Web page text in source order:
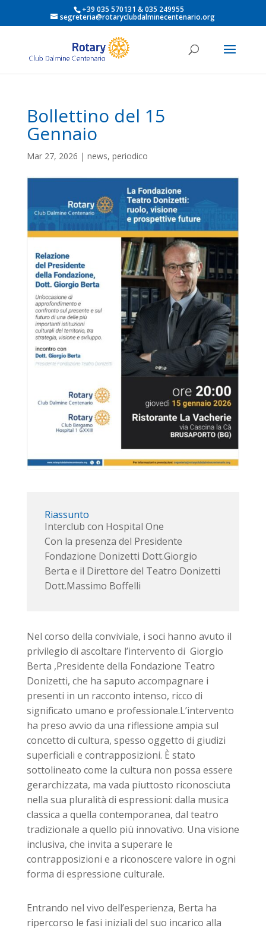
+39 035 570131 & 035 249955
segreteria@rotaryclubdalminecentenario.org
Bollettino del 15
Gennaio
Mar 27, 2026 | news, periodico
Riassunto
Interclub con Hospital One
Con la presenza del Presidente
Fondazione Donizetti Dott.Giorgio
Berta e il Direttore del Teatro Donizetti
Dott.Massimo Boffelli
Nel corso della conviviale, i soci hanno avuto il
privilegio di ascoltare l’intervento di Giorgio
Berta ,Presidente della Fondazione Teatro
Donizetti, che ha saputo accompagnare i
presenti in un racconto intenso, ricco di
significato umano e professionale.L’intervento
ha preso avvio da una riflessione ampia sul
concetto di cultura, spesso oggetto di giudizi
superficiali e contrapposizioni. È stato
sottolineato come la cultura non possa essere
gerarchizzata, ma vada piuttosto riconosciuta
nella sua pluralità di espressioni: dalla musica
classica a quella contemporanea, dal teatro
tradizionale a quello più innovativo. Una visione
inclusiva, che invita a superare le
contrapposizioni e a riconoscere valore in ogni
forma di espressione culturale.
Entrando nel vivo dell’esperienza, Berta ha
ripercorso le fasi iniziali del suo incarico alla